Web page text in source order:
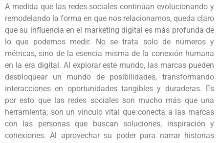
A medida que las redes sociales continúan evolucionando y
remodelando la forma en que nos relacionamos, queda claro
que su influencia en el marketing digital es más profunda de
lo que podemos medir. No se trata solo de números y
métricas, sino de la esencia misma de la conexión humana
en la era digital. Al explorar este mundo, las marcas pueden
desbloquear un mundo de posibilidades, transformando
interacciones en oportunidades tangibles y duraderas. Es
por esto que las redes sociales son mucho más que una
herramienta; son un vínculo vital que conecta a las marcas
con las personas que buscan soluciones, inspiración y
conexiones. Al aprovechar su poder para narrar historias